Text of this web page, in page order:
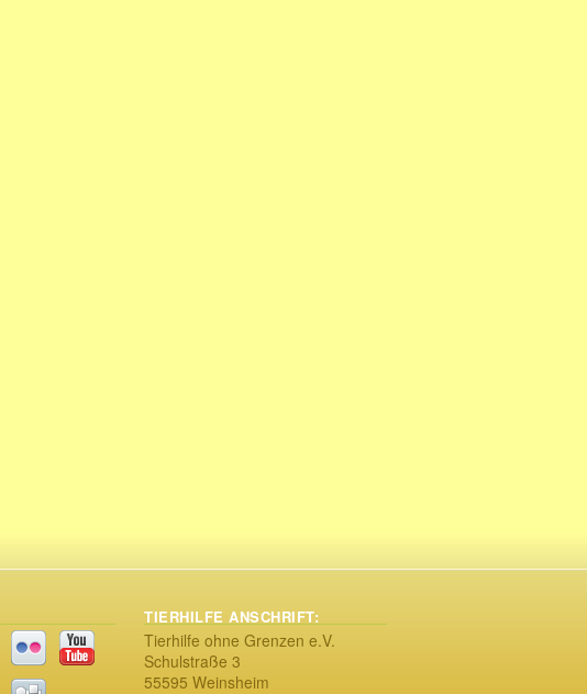
TIERHILFE ANSCHRIFT:
Tierhilfe ohne Grenzen e.V.
Schulstraße 3
55595 Weinsheim